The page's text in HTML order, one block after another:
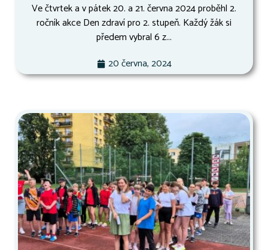
Ve čtvrtek a v pátek 20. a 21. června 2024 proběhl 2.
ročník akce Den zdraví pro 2. stupeň. Každý žák si
předem vybral 6 z...
20 června, 2024